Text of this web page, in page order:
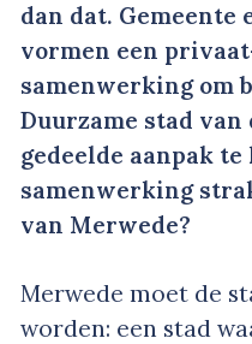
dan dat. Gemeente
vormen een
samenwerking om
Duurzame stad
gedeelde aanpak
samenwerking
van Merwede?
Merwede moet de
worden: een stad